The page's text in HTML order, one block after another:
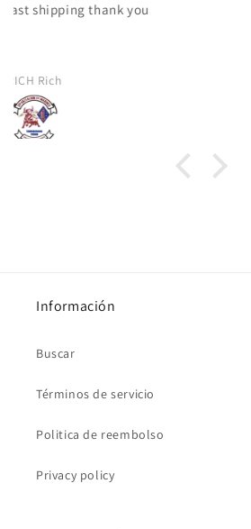
These vinyl decals are very
Información
Buscar
Términos de servicio
Politica de reembolso
Privacy policy